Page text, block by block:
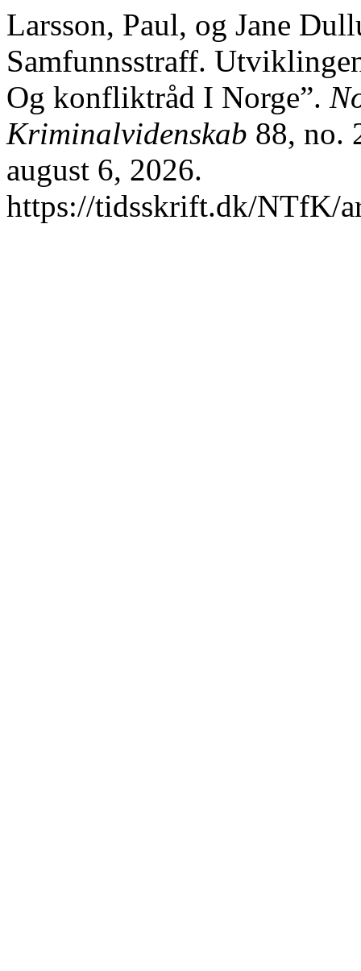
Larsson, Paul, og Jane
Samfunnsstraff.
Og konfliktråd I Norge”.
Kriminalvidenskab 88, no.
august 6, 2026.
https://tidsskrift.dk/NTfK/